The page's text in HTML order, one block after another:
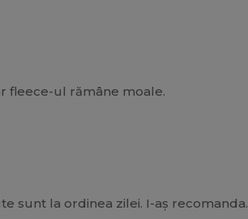
fleece-ul rămâne moale.
sunt la ordinea zilei. I-aș recomanda.